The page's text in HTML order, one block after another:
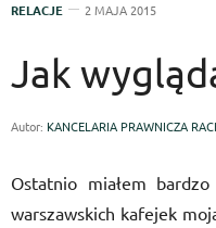
RELACJE 2 MAJA 2015
Jak
Autor: KANCELARIA PRAWNICZA
Ostatnio miałem
warszawskich kafejek